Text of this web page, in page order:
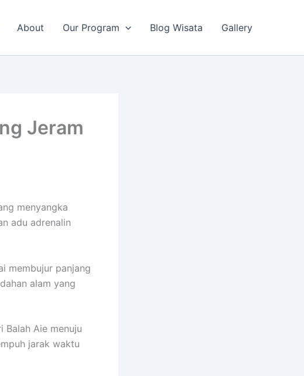
About Our Program Blog Wisata Gallery
Jeram
menyangka
adu adrenalin
membujur panjang
alam yang
Aie menuju
jarak waktu